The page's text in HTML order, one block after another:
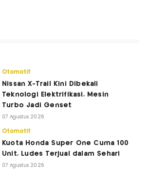
Otomotif
Nissan X-Trail Kini Dibekali
Teknologi Elektrifikasi, Mesin
Turbo Jadi Genset
07 Agustus 2026
Otomotif
Kuota Honda Super One Cuma 100
Unit, Ludes Terjual dalam Sehari
07 Agustus 2026